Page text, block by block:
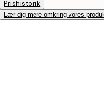
Prishistorik
Lær dig mere omkring vores